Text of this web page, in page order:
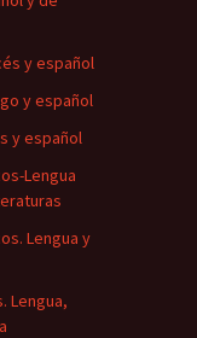
y español
y español
y español
Lengua
Lengua y
Lengua,